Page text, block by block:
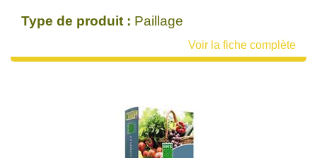
Type de produit : Paillage
Voir la fiche complète